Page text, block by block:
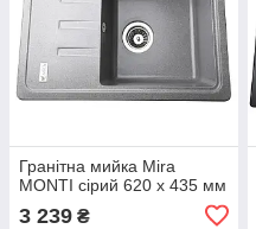
Гранітна мийка Mira
MONTI сірий 620 х 435 мм
3 239 ₴